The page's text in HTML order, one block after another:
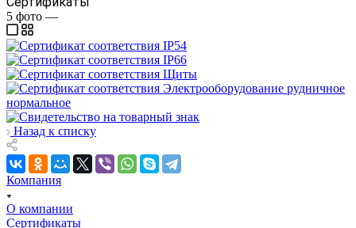
5 фото —
Назад к списку
Компания
О компании
Сертификаты